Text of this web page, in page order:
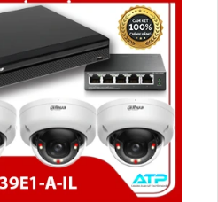
xưởng sản xuất tuyệt đối.